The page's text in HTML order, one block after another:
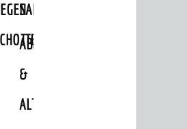
SANIERUNG/WAIDSEE
ABFALL
&
ALTLASTEN